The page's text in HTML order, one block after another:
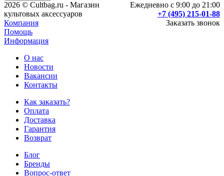
Ежедневно с 9:00 до 21:00
+7 (495) 215-01-88
Заказать звонок
2026 © Cultbag.ru - Магазин
культовых аксессуаров
Компания
Помощь
Информация
О нас
Новости
Вакансии
Контакты
Как заказать?
Оплата
Доставка
Гарантия
Возврат
Блог
Бренды
Вопрос-ответ